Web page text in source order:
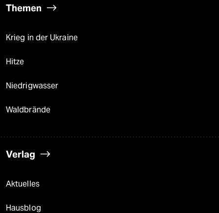
Themen
Krieg in der Ukraine
Hitze
Niedrigwasser
Waldbrände
Verlag
Aktuelles
Hausblog